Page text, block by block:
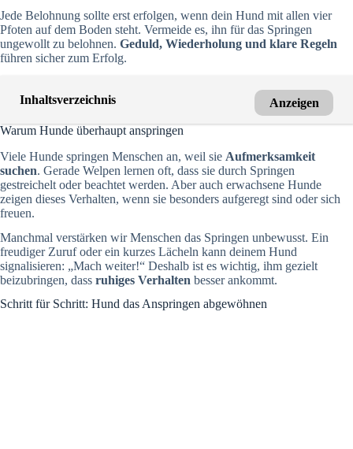
Jede Belohnung sollte erst erfolgen, wenn dein Hund mit allen vier
Pfoten auf dem Boden steht. Vermeide es, ihn für das Springen
ungewollt zu belohnen. Geduld, Wiederholung und klare Regeln
führen sicher zum Erfolg.
Inhaltsverzeichnis Anzeigen
Warum Hunde überhaupt anspringen
Viele Hunde springen Menschen an, weil sie Aufmerksamkeit
suchen. Gerade Welpen lernen oft, dass sie durch Springen
gestreichelt oder beachtet werden. Aber auch erwachsene Hunde
zeigen dieses Verhalten, wenn sie besonders aufgeregt sind oder sich
freuen.
Manchmal verstärken wir Menschen das Springen unbewusst. Ein
freudiger Zuruf oder ein kurzes Lächeln kann deinem Hund
signalisieren: „Mach weiter!“ Deshalb ist es wichtig, ihm gezielt
beizubringen, dass ruhiges Verhalten besser ankommt.
Schritt für Schritt: Hund das Anspringen abgewöhnen